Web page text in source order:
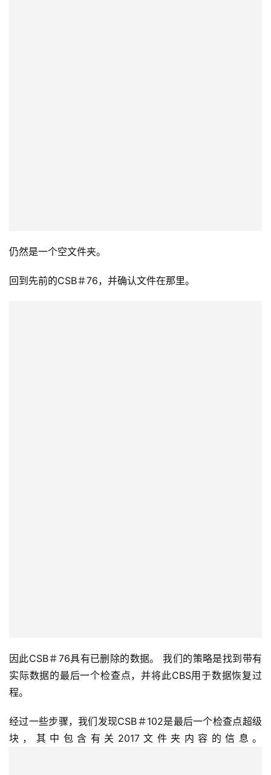
仍然是一个空文件夹。
回到先前的CSB＃76，并确认文件在那里。
因此CSB＃76具有已删除的数据。 我们的策略是找到带有
实际数据的最后一个检查点，并将此CBS用于数据恢复过
程。
经过一些步骤，我们发现CSB＃102是最后一个检查点超级
块，其中包含有关2017文件夹内容的信息。